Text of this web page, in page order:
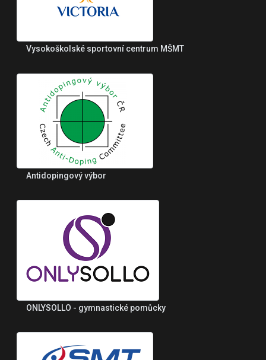
Vysokoškolské sportovní centrum MŠMT
Antidopingový výbor
ONLYSOLLO - gymnastické pomůcky